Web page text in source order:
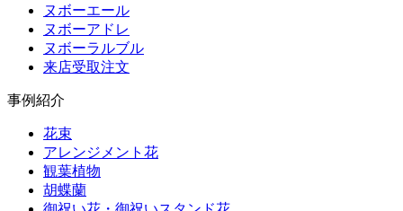
ヌボーエール
ヌボーアドレ
ヌボーラルブル
来店受取注文
事例紹介
花束
アレンジメント花
観葉植物
胡蝶蘭